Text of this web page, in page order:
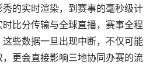
的实时渲染，到赛事的毫秒级计
比分传输与全球直播，赛事全程
些数据一旦出现中断，不仅可能
更会直接影响三地协同办赛的流